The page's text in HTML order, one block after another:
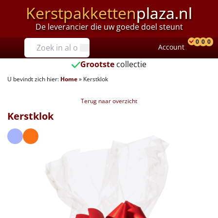
Kerstpakkettenplaza.nl
De leverancier die uw goede doel steunt
Prijzen
Tot €25
€25 tot €35
€40 tot €45
€50 tot €55
Account
0 0 0
Grootste collectie
U bevindt zich hier: Home» Kerstklok
Terug naar overzicht
Kerstklok